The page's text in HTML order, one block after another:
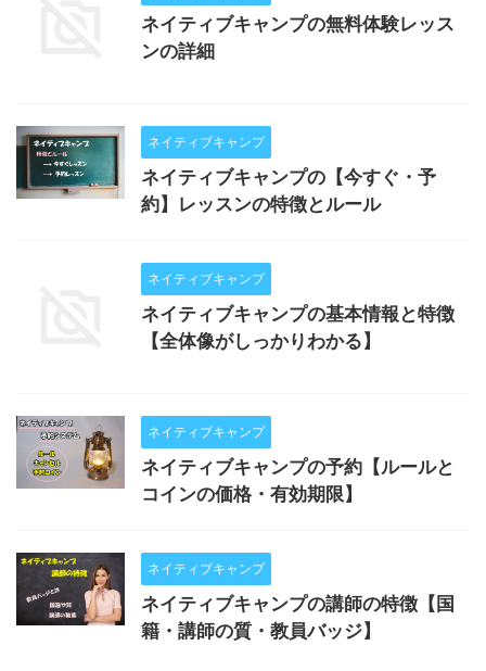
ネイティブキャンプの無料体験レッス
ンの詳細
ネイティブキャンプ
ネイティブキャンプの【今すぐ・予
約】レッスンの特徴とルール
ネイティブキャンプ
ネイティブキャンプの基本情報と特徴
【全体像がしっかりわかる】
ネイティブキャンプ
ネイティブキャンプの予約【ルールと
コインの価格・有効期限】
ネイティブキャンプ
ネイティブキャンプの講師の特徴【国
籍・講師の質・教員バッジ】